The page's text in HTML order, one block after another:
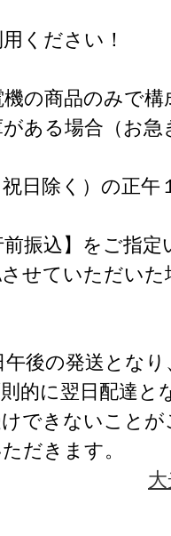
ください！
の商品のみで構
ある場合（お急
日除く）の正午
振込】をご指定
せていただいた
後の発送となり
的に翌日配達と
できないこと
だきます。